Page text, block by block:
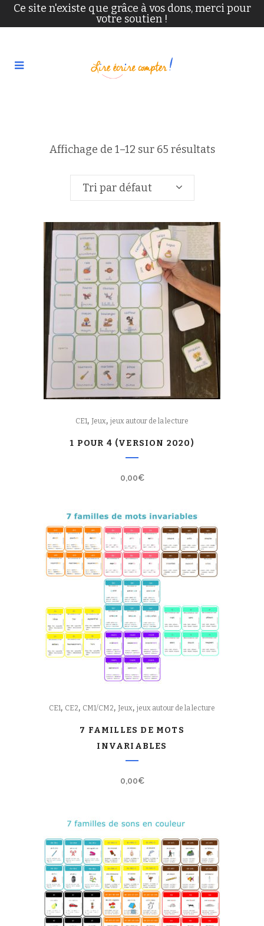
Ce site n'existe que grâce à vos dons, merci pour
votre soutien !
Affichage de 1–12 sur 65 résultats
Tri par défaut
CE1, Jeux, jeux autour de la lecture
1 POUR 4 (VERSION 2020)
0,00€
CE1, CE2, CM1/CM2, Jeux, jeux autour de la lecture
7 FAMILLES DE MOTS
INVARIABLES
0,00€